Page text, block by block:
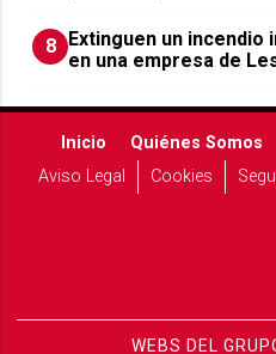
8 Extinguen un
en una empresa de
Inicio Quiénes Somos
Aviso Legal
Cookies
WEBS DEL